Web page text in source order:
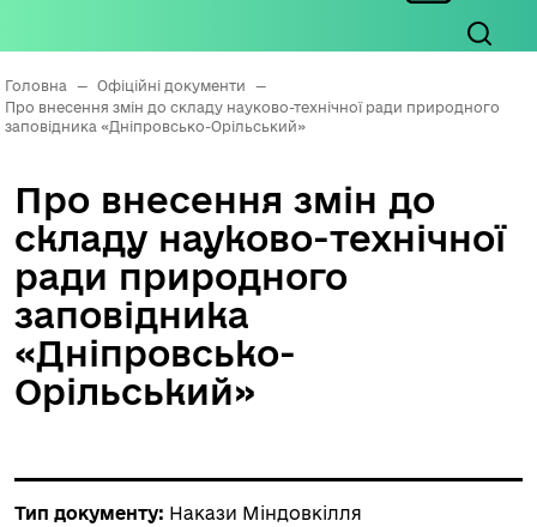
Головна — Офіційні документи
—
Про внесення змін до складу науково-технічної ради природного
заповідника «Дніпровсько-Орільський»
Про внесення змін до
складу науково-технічної
ради природного
заповідника
«Дніпровсько-
Орільський»
Тип документу: Накази Міндовкілля